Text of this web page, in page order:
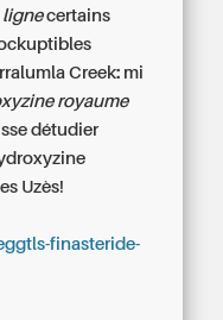
lignecertains
Creek: mi
royaume
détudier
Uzès!
finasteride-